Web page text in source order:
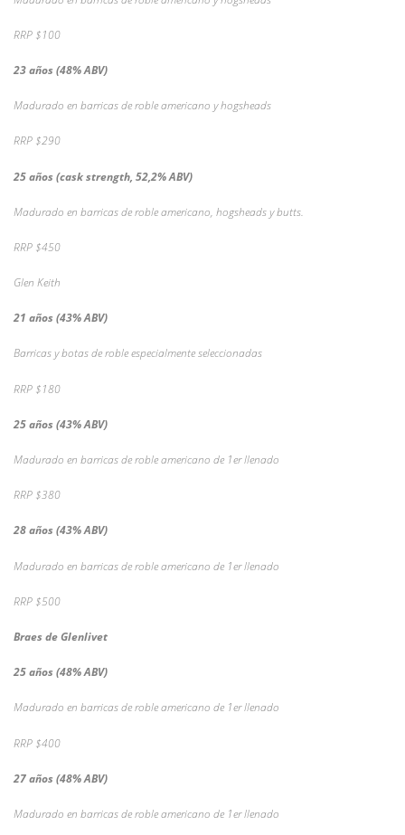
RRP $100
23 años (48% ABV)
Madurado en barricas de roble americano y hogsheads
RRP $290
25 años (cask strength, 52,2% ABV)
Madurado en barricas de roble americano, hogsheads y butts.
RRP $450
Glen Keith
21 años (43% ABV)
Barricas y botas de roble especialmente seleccionadas
RRP $180
25 años (43% ABV)
Madurado en barricas de roble americano de 1er llenado
RRP $380
28 años (43% ABV)
Madurado en barricas de roble americano de 1er llenado
RRP $500
Braes de Glenlivet
25 años (48% ABV)
Madurado en barricas de roble americano de 1er llenado
RRP $400
27 años (48% ABV)
Madurado en barricas de roble americano de 1er llenado